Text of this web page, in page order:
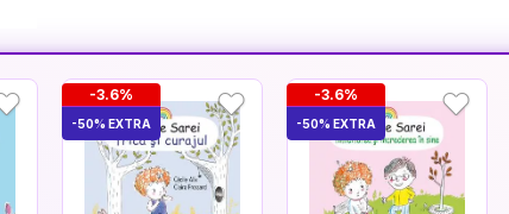
-3.6%
-50% EXTRA
-3.6%
-50% EXTRA